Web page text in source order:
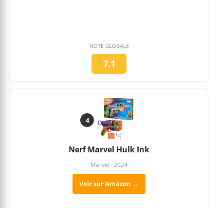
NOTE GLOBALE
7.1
4
Nerf Marvel Hulk Ink
Marvel · 2024
Voir sur Amazon →